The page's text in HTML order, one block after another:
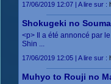
17/06/2019 12:07 | A lire sur :
Shokugeki no
<p> Il a été annoncé par
Shin ...
17/06/2019 12:05 | A lire sur :
Muhyo to Rouji no